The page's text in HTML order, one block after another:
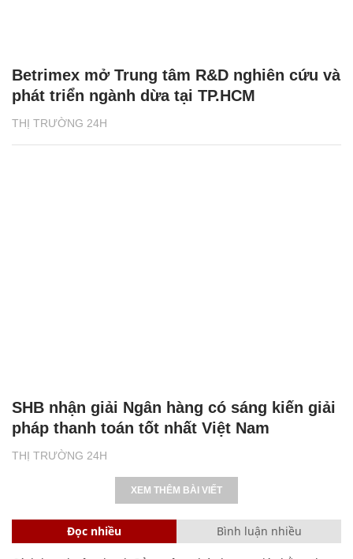
THỊ TRƯỜNG 24H
Betrimex mở Trung tâm R&D nghiên cứu và
phát triển ngành dừa tại TP.HCM
THỊ TRƯỜNG 24H
SHB nhận giải Ngân hàng có sáng kiến giải
pháp thanh toán tốt nhất Việt Nam
XEM THÊM BÀI VIẾT
Đọc nhiều Bình luận nhiều